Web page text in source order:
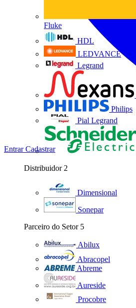
Fluke
HDL
LEDVANCE
Legrand
Philips
Pial Legrand
Distribuidor 2
Dimensional
Sonepar
Parceiro do Setor 5
Abilux
Abracopel
Abreme
Aureside
Procobre
EntrarCadastrar